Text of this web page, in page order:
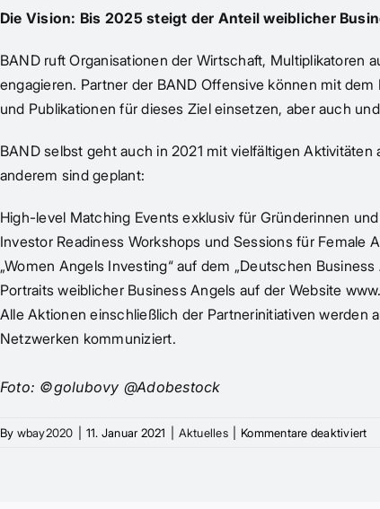
Die Vision: Bis 2025 steigt der Anteil weiblicher
BAND ruft Organisationen der Wirtschaft, Multiplikatoren
engagieren. Partner der BAND Offensive können mit
und Publikationen für dieses Ziel einsetzen, aber auch
BAND selbst geht auch in 2021 mit vielfältigen
anderem sind geplant:
High-level Matching Events exklusiv für Gründerinnen
Investor Readiness Workshops und Sessions für Female
„Women Angels Investing“ auf dem „Deutschen
Portraits weiblicher Business Angels auf der Website
Alle Aktionen einschließlich der Partnerinitiativen werden
Netzwerken kommuniziert.
Foto: ©golubovy @Adobestock
By wbay2020 11. Januar 2021 Aktuelles Kommentare deaktiviertfür